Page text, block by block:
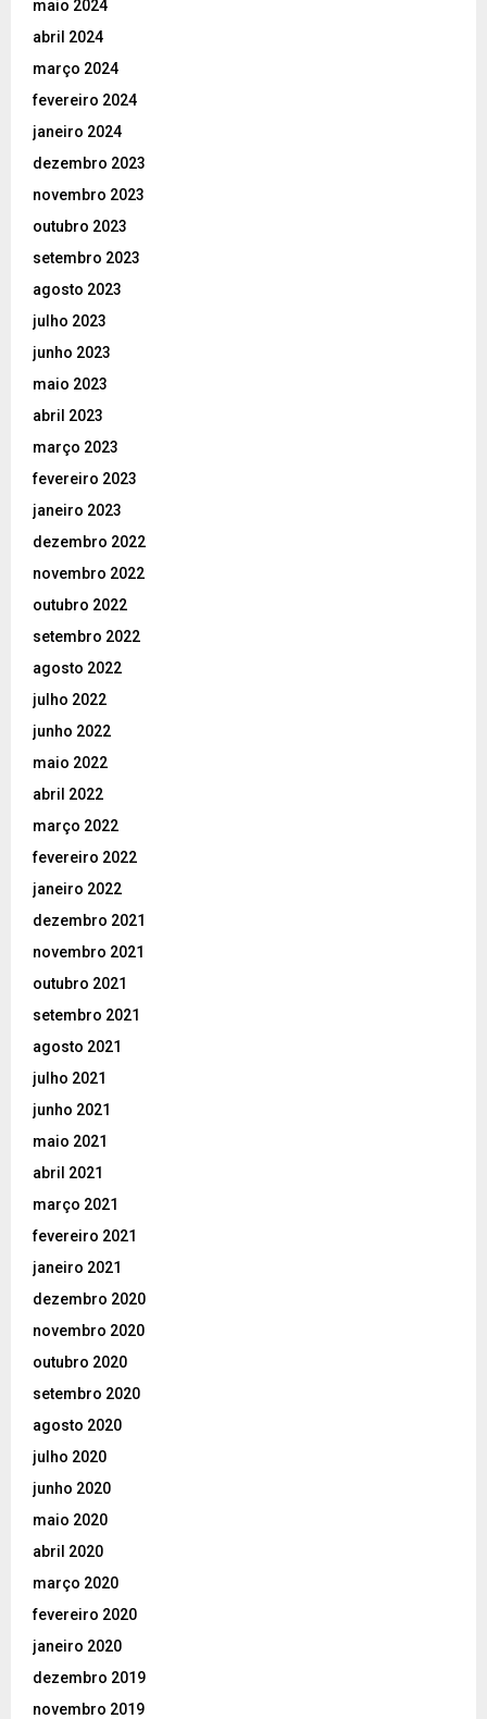
maio 2024
abril 2024
março 2024
fevereiro 2024
janeiro 2024
dezembro 2023
novembro 2023
outubro 2023
setembro 2023
agosto 2023
julho 2023
junho 2023
maio 2023
abril 2023
março 2023
fevereiro 2023
janeiro 2023
dezembro 2022
novembro 2022
outubro 2022
setembro 2022
agosto 2022
julho 2022
junho 2022
maio 2022
abril 2022
março 2022
fevereiro 2022
janeiro 2022
dezembro 2021
novembro 2021
outubro 2021
setembro 2021
agosto 2021
julho 2021
junho 2021
maio 2021
abril 2021
março 2021
fevereiro 2021
janeiro 2021
dezembro 2020
novembro 2020
outubro 2020
setembro 2020
agosto 2020
julho 2020
junho 2020
maio 2020
abril 2020
março 2020
fevereiro 2020
janeiro 2020
dezembro 2019
novembro 2019